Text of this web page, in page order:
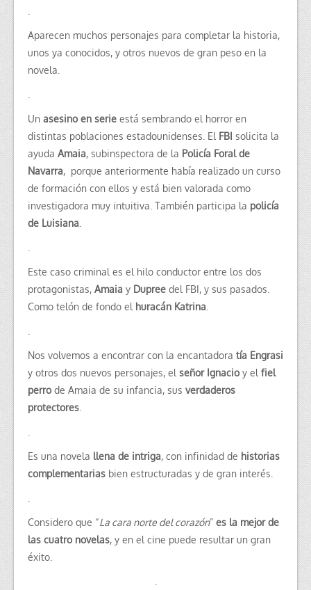
Aparecen muchos personajes para completar la historia,
unos ya conocidos, y otros nuevos de gran peso en la
novela.
Un asesino en serie está sembrando el horror en
distintas poblaciones estadounidenses. El FBI solicita la
ayuda Amaia, subinspectora de la Policía Foral de
Navarra, porque anteriormente había realizado un curso
de formación con ellos y está bien valorada como
investigadora muy intuitiva. También participa la policía
de Luisiana
Este caso criminal es el hilo conductor entre los dos
protagonistas, Amaia y Dupree del FBI, y sus pasados.
Como telón de fondo el huracán Katrina
Nos volvemos a encontrar con la encantadora tía Engrasi
y otros dos nuevos personajes, el señor Ignacio y el fiel
perro de Amaia de su infancia, sus verdaderos
protectores
Es una novela llena de intriga, con infinidad de historias
complementarias bien estructuradas y de gran interés.
Considero que “La cara norte del corazón” es la mejor de
las cuatro novelas, y en el cine puede resultar un gran
éxito.